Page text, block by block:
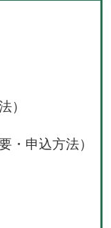
）
・申込方法）